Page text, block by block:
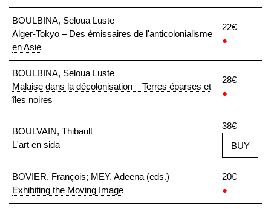
BOULBINA, Seloua Luste
Alger-Tokyo – Des émissaires de l'anticolonialisme
en Asie
22€
●
BOULBINA, Seloua Luste
Malaise dans la décolonisation – Terres éparses et
îles noires
28€
●
BOULVAIN, Thibault
L'art en sida
38€
BUY
BOVIER, François; MEY, Adeena (eds.)
Exhibiting the Moving Image
20€
●